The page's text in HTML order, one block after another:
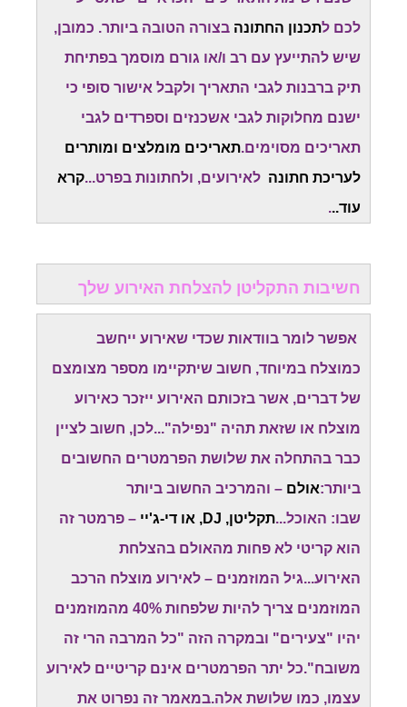
לכם לתכנון החתונה בצורה הטובה ביותר. כמובן,
שיש להתייעץ עם רב ו/או גורם מוסמך בפתיחת
תיק ברבנות לגבי התאריך ולקבל אישור סופי כי
ישנם מחלוקות לגבי אשכנזים וספרדים לגבי
תאריכים מסוימים.תאריכים מומלצים ומותרים
לעריכת חתונה לאירועים, ולחתונות בפרט...קרא
עוד...
חשיבות התקליטן להצלחת האירוע שלך
אפשר לומר בוודאות שכדי שאירוע ייחשב
כמוצלח במיוחד, חשוב שיתקיימו מספר מצומצם
של דברים, אשר בזכותם האירוע ייזכר כאירוע
מוצלח או שזאת תהיה "נפילה"...לכן, חשוב לציין
כבר בהתחלה את שלושת הפרמטרים החשובים
ביותר:אולם – והמרכיב החשוב ביותר
שבו: האוכל...תקליטן, DJ, או די-ג'יי
– פרמטר זה
הוא קריטי לא פחות מהאולם בהצלחת
האירוע...גיל המוזמנים – לאירוע מוצלח הרכב
המוזמנים צריך להיות שלפחות 40% מהמוזמנים
יהיו "צעירים" ובמקרה הזה "כל המרבה הרי זה
משובח".כל יתר הפרמטרים אינם קריטיים לאירוע
עצמו, כמו שלושת אלה.במאמר זה נפרוט את